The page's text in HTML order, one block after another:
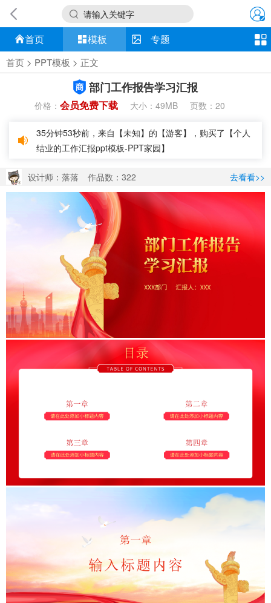
请输入关键字
首页 模板 专题
首页 > PPT模板 > 正文
部门工作报告学习汇报
价格： 会员免费下载 大小： 49MB 页数： 20
35分钟53秒前，来自【未知】的【游客】，购买了【个人
结业的工作汇报ppt模板-PPT家园】
设计师：落落 作品数：322 去看看>>